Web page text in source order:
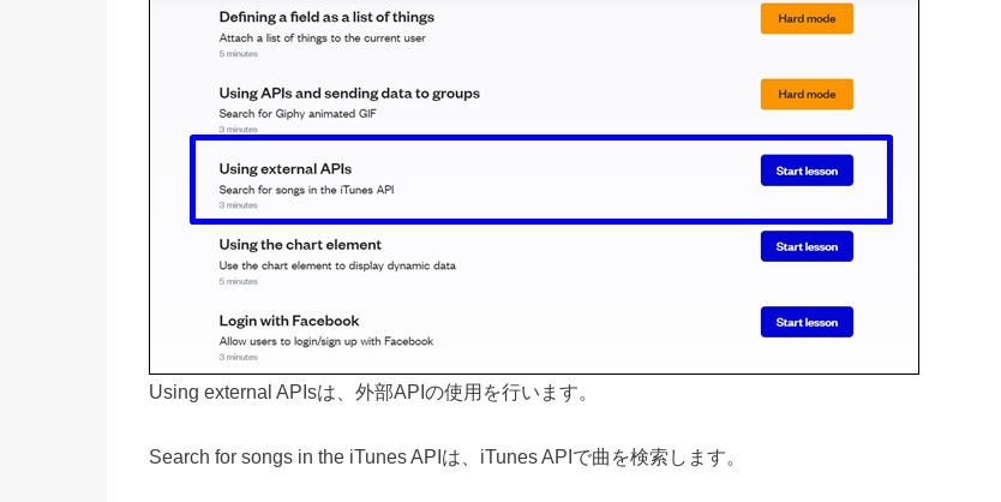
Using external APIsは、外部APIの使用を行います。
Search for songs in the iTunes APIは、iTunes APIで曲を検索します。